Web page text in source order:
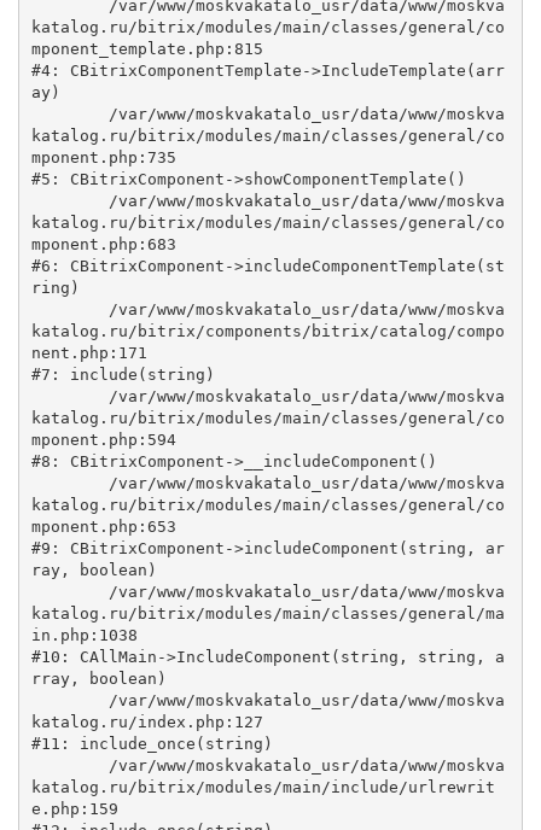
katalog.ru/bitrix/modules/main/classes/general/co
mponent_template.php:815
#4: CBitrixComponentTemplate->IncludeTemplate(arr
ay)
katalog.ru/bitrix/modules/main/classes/general/co
mponent.php:735
#5: CBitrixComponent->showComponentTemplate()
katalog.ru/bitrix/modules/main/classes/general/co
mponent.php:683
#6: CBitrixComponent->includeComponentTemplate(st
ring)
katalog.ru/bitrix/components/bitrix/catalog/compo
nent.php:171
#7: include(string)
katalog.ru/bitrix/modules/main/classes/general/co
mponent.php:594
#8: CBitrixComponent->__includeComponent()
katalog.ru/bitrix/modules/main/classes/general/co
mponent.php:653
#9: CBitrixComponent->includeComponent(string, ar
ray, boolean)
katalog.ru/bitrix/modules/main/classes/general/ma
in.php:1038
#10: CAllMain->IncludeComponent(string, string, a
rray, boolean)
katalog.ru/index.php:127
#11: include_once(string)
katalog.ru/bitrix/modules/main/include/urlrewrit
e.php:159